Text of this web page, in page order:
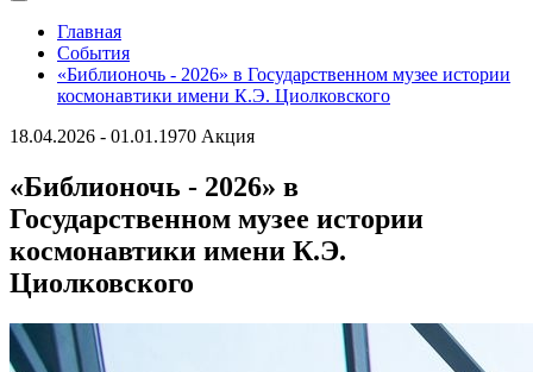
Главная
События
«Библионочь - 2026» в Государственном музее истории
космонавтики имени К.Э. Циолковского
18.04.2026 - 01.01.1970 Акция
«Библионочь - 2026» в
Государственном музее истории
космонавтики имени К.Э.
Циолковского